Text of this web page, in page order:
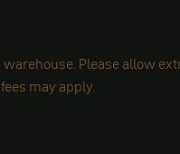
warehouse. Please allow
may apply.